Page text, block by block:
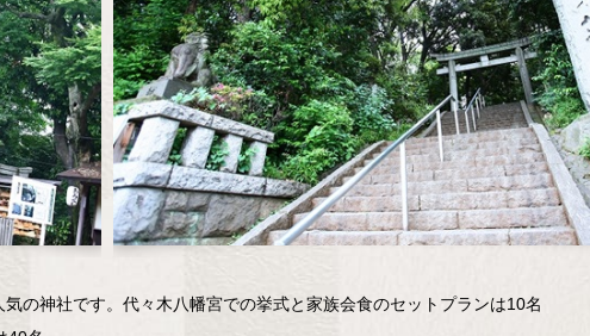
の神社です。代々木八幡宮での挙式と家族会食のセットプランは10名